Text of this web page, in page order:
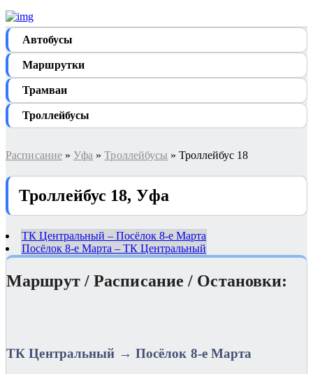
Автобуcы
Маршрутки
Трамваи
Троллейбусы
Расписание » Уфа »Троллейбусы » Троллейбус 18
Троллейбус 18, Уфа
ТК Центральный – Посёлок 8-е Марта
Посёлок 8-е Марта – ТК Центральный
Маршрут / Расписание / Остановки:
ТК Центральный → Посёлок 8-е Марта